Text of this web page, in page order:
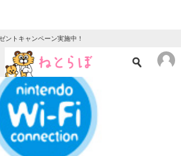
ントキャンペーン実施中！
ニュース
クイズ
地域